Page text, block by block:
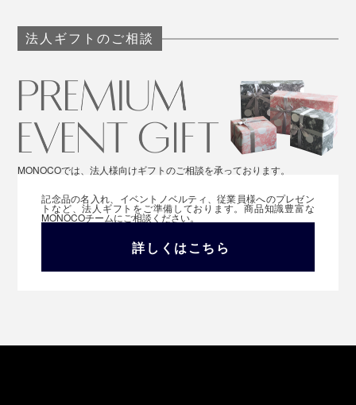
法人ギフトのご相談
MONOCOでは、法人様向けギフトのご相談を承っております。
記念品の名入れ、イベントノベルティ、従業員様へのプレゼン
トなど、法人ギフトをご準備しております。商品知識豊富な
MONOCOチームにご相談ください。
詳しくはこちら